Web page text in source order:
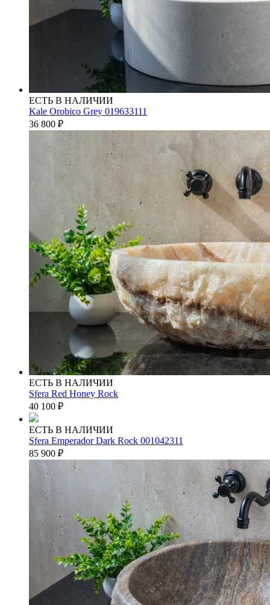
ЕСТЬ В НАЛИЧИИ
Kale Orobico Grey 019633111
36 800 ₽
ЕСТЬ В НАЛИЧИИ
Sfera Red Honey Rock
40 100 ₽
ЕСТЬ В НАЛИЧИИ
Sfera Emperador Dark Rock 001042311
85 900 ₽